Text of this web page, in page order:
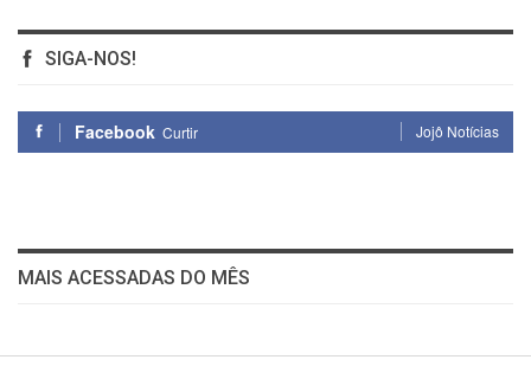
SIGA-NOS!
Facebook Curtir Jojô Notícias
MAIS ACESSADAS DO MÊS